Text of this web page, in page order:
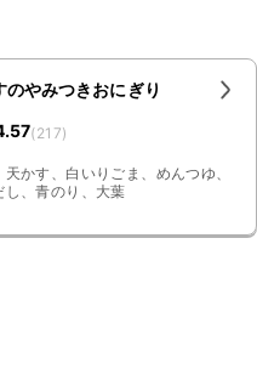
やみつきおにぎり
(217)
かす、白いりごま、めんつゆ、
、青のり、大葉